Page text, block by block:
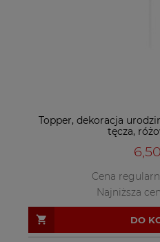
Topper, dekoracja
tęcza,
Cena
Najniższa
DO